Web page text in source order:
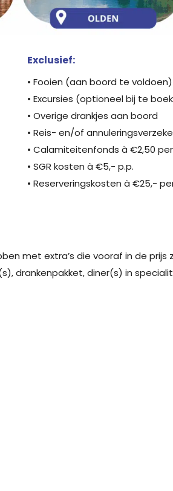
Exclusief:
• Fooien (aan boord te voldoen)
• Excursies (optioneel bij te
• Overige drankjes aan boord
• Reis- en/of
• Calamiteitenfonds à €2,50
• SGR kosten à €5,- p.p.
• Reserveringskosten à €25,-
met extra’s die vooraf in de prijs
drankenpakket, diner(s) in